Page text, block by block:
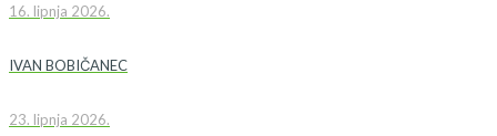
16. lipnja 2026.
IVAN BOBIČANEC
23. lipnja 2026.